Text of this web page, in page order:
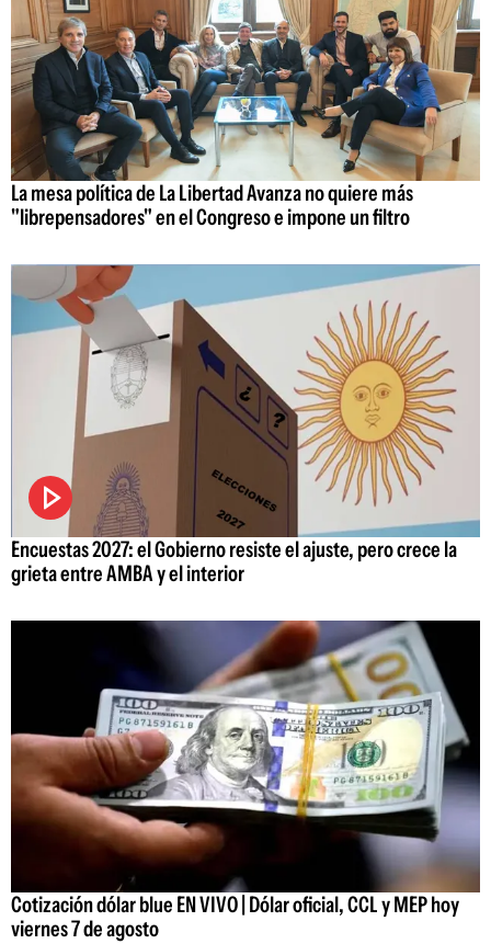
La mesa política de La Libertad Avanza no quiere más
"librepensadores" en el Congreso e impone un filtro
Encuestas 2027: el Gobierno resiste el ajuste, pero crece la
grieta entre AMBA y el interior
Cotización dólar blue EN VIVO | Dólar oficial, CCL y MEP hoy
viernes 7 de agosto